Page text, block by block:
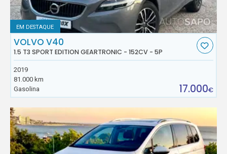
EM DESTAQUE
VOLVO V40
1.5 T3 SPORT EDITION GEARTRONIC - 152CV - 5P
2019
81.000 km
Gasolina
17.000€